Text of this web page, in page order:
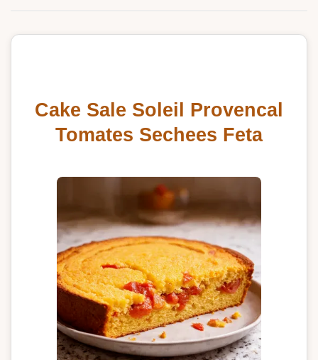
Cake Sale Soleil Provencal
Tomates Sechees Feta